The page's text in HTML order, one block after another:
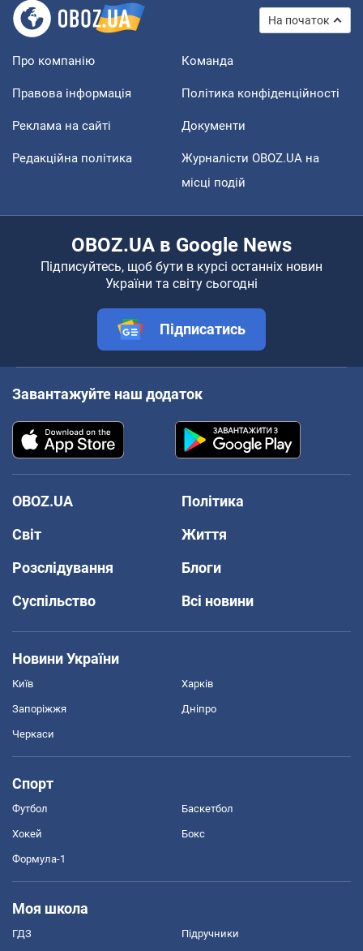
На початок
Про компанію Команда
Правова інформація Політика конфіденційності
Реклама на сайті Документи
Редакційна політика
Журналісти OBOZ.UA на
місці подій
OBOZ.UA в Google News
Підписуйтесь, щоб бути в курсі останніх новин
України та світу сьогодні
Підписатись
Завантажуйте наш додаток
OBOZ.UA
Політика
Світ
Життя
Розслідування
Блоги
Суспільство
Всі новини
Новини України
Київ Харків
Запоріжжя Дніпро
Черкаси
Спорт
Футбол Баскетбол
Хокей Бокс
Формула-1
Моя школа
ГДЗ Підручники